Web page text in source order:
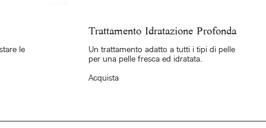
le
Trattamento Idratazione Profonda
Un trattamento adatto a tutti i tipi di pelle
per una pelle fresca ed idratata.
Acquista